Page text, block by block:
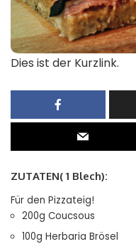
Dies ist der Kurzlink.
ZUTATEN( 1 Blech):
Für den Pizzateig!
200g Coucsous
100g Herbaria Brösel